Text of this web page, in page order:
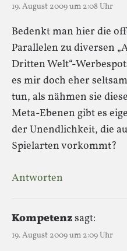
19. August 2009 um 2:08 Uhr
Bedenkt man hier die
Parallelen zu diversen
Dritten Welt“-
es mir doch eher
tun, als nähmen sie
Meta-Ebenen gibt es
der Unendlichkeit, die
Spielarten vorkommt?
Antworten
Kompetenzsagt:
19. August 2009 um 2:09 Uhr